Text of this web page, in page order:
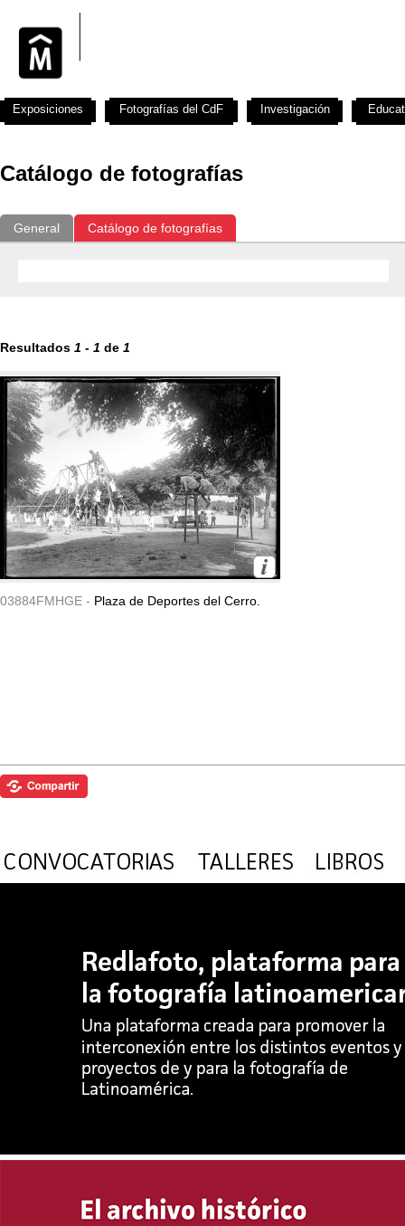
Catálogo de fotografías
General Catálogo de fotografías
Resultados 1 - 1 de 1
03884FMHGE - Plaza de Deportes del Cerro.
Exposiciones Fotografías del CdF Investigación